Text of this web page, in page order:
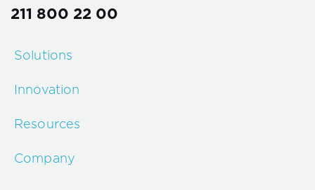
211 800 22 00
Solutions
Innovation
Resources
Company